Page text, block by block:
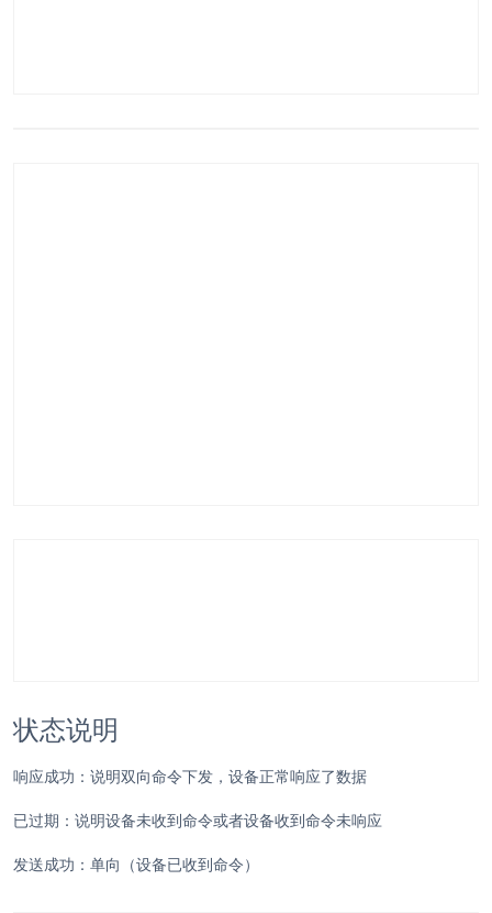
状态说明
响应成功：说明双向命令下发，设备正常响应了数据
已过期：说明设备未收到命令或者设备收到命令未响应
发送成功：单向（设备已收到命令）